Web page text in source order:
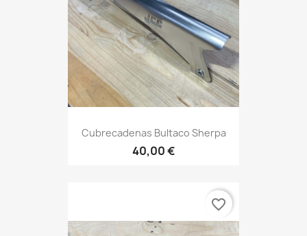
Cubrecadenas Bultaco Sherpa
40,00 €
favorite_border